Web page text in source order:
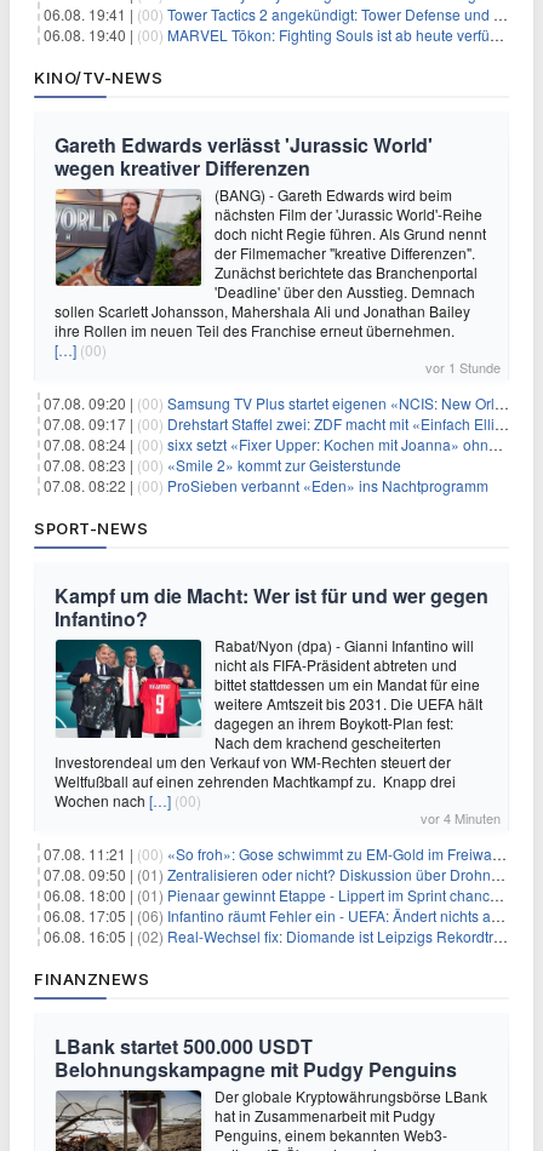
06.08. 19:41 | (00) Tower Tactics 2 angekündigt: Tower Defense und Deckbuilding Kombo kehrt zurück
06.08. 19:40 | (00) MARVEL Tōkon: Fighting Souls ist ab heute verfügbar
KINO/TV-NEWS
Gareth Edwards verlässt 'Jurassic World'
wegen kreativer Differenzen
(BANG) - Gareth Edwards wird beim
nächsten Film der 'Jurassic World'-Reihe
doch nicht Regie führen. Als Grund nennt
der Filmemacher "kreative Differenzen".
Zunächst berichtete das Branchenportal
'Deadline' über den Ausstieg. Demnach
sollen Scarlett Johansson, Mahershala Ali und Jonathan Bailey
ihre Rollen im neuen Teil des Franchise erneut übernehmen.
[…] (00)
vor 1 Stunde
07.08. 09:20 | (00) Samsung TV Plus startet eigenen «NCIS: New Orleans»-Sender
07.08. 09:17 | (00) Drehstart Staffel zwei: ZDF macht mit «Einfach Elli» weiter
07.08. 08:24 | (00) sixx setzt «Fixer Upper: Kochen mit Joanna» ohne Pause fort
07.08. 08:23 | (00) «Smile 2» kommt zur Geisterstunde
07.08. 08:22 | (00) ProSieben verbannt «Eden» ins Nachtprogramm
SPORT-NEWS
Kampf um die Macht: Wer ist für und wer gegen
Infantino?
Rabat/Nyon (dpa) - Gianni Infantino will
nicht als FIFA-Präsident abtreten und
bittet stattdessen um ein Mandat für eine
weitere Amtszeit bis 2031. Die UEFA hält
dagegen an ihrem Boykott-Plan fest:
Nach dem krachend gescheiterten
Investorendeal um den Verkauf von WM-Rechten steuert der
Weltfußball auf einen zehrenden Machtkampf zu. Knapp drei
Wochen nach […] (00)
vor 4 Minuten
07.08. 11:21 | (00) «So froh»: Gose schwimmt zu EM-Gold im Freiwasser
07.08. 09:50 | (01) Zentralisieren oder nicht? Diskussion über Drohnenabwehr
06.08. 18:00 | (01) Pienaar gewinnt Etappe - Lippert im Sprint chancenlos
06.08. 17:05 | (06) Infantino räumt Fehler ein - UEFA: Ändert nichts an Boykott
06.08. 16:05 | (02) Real-Wechsel fix: Diomande ist Leipzigs Rekordtransfer
FINANZNEWS
LBank startet 500.000 USDT
Belohnungskampagne mit Pudgy Penguins
Der globale Kryptowährungsbörse LBank
hat in Zusammenarbeit mit Pudgy
Penguins, einem bekannten Web3-